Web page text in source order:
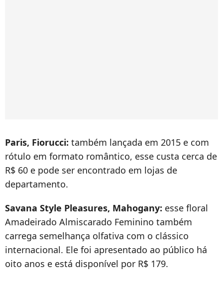
Paris, Fiorucci: também lançada em 2015 e com
rótulo em formato romântico, esse custa cerca de
R$ 60 e pode ser encontrado em lojas de
departamento.
Savana Style Pleasures, Mahogany: esse floral
Amadeirado Almiscarado Feminino também
carrega semelhança olfativa com o clássico
internacional. Ele foi apresentado ao público há
oito anos e está disponível por R$ 179.